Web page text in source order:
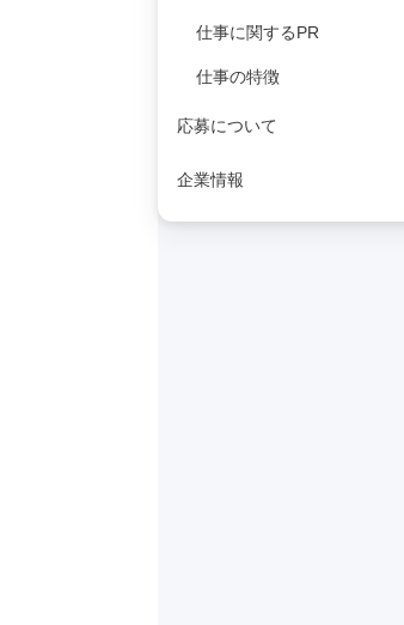
仕事に関するPR
仕事の特徴
応募について
企業情報